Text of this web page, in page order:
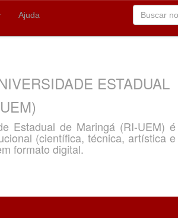
Ajuda
ESTADUAL
Estadual de Maringá (RI-UEM) é
(científica, técnica, artística e
formato digital.